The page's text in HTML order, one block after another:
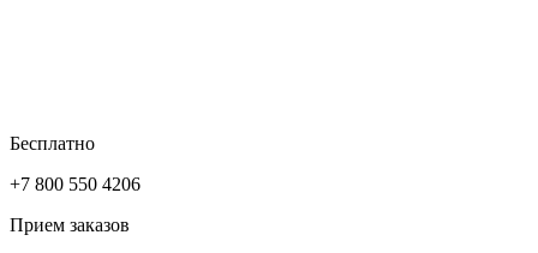
Бесплатно
+7 800 550 4206
Прием заказов